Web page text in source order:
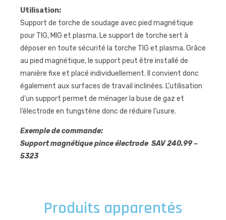
Utilisation:
Support de torche de soudage avec pied magnétique
pour TIG, MIG et plasma. Le support de torche sert à
déposer en toute sécurité la torche TIG et plasma. Grâce
au pied magnétique, le support peut être installé de
manière fixe et placé individuellement. Il convient donc
également aux surfaces de travail inclinées. L’utilisation
d’un support permet de ménager la buse de gaz et
l’électrode en tungstène donc de réduire l’usure.
Exemple de commande:
Support magnétique pince électrode SAV 240.99 –
5323
Produits apparentés